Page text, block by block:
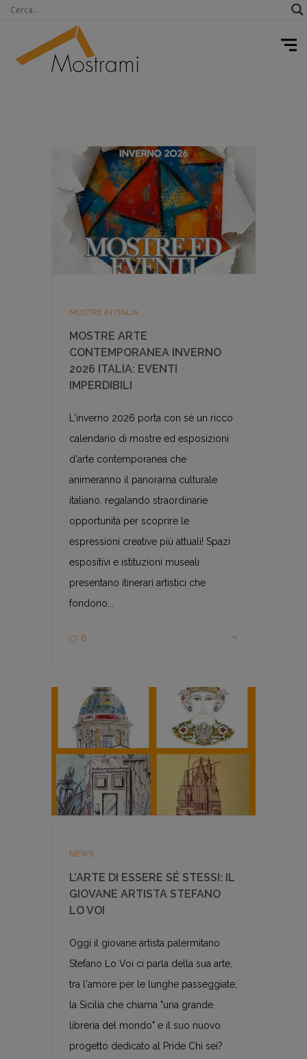
MOSTRE IN ITALIA
MOSTRE ARTE
CONTEMPORANEA INVERNO
2026 ITALIA: EVENTI
IMPERDIBILI
L'inverno 2026 porta con sé un ricco
calendario di mostre ed esposizioni
d'arte contemporanea che
animeranno il panorama culturale
italiano, regalando straordinarie
opportunità per scoprire le
espressioni creative più attuali! Spazi
espositivi e istituzioni museali
presentano itinerari artistici che
fondono...
0
NEWS
L’ARTE DI ESSERE SÉ STESSI: IL
GIOVANE ARTISTA STEFANO
LO VOI
Oggi il giovane artista palermitano
Stefano Lo Voi ci parla della sua arte,
tra l'amore per le lunghe passeggiate,
la Sicilia che chiama "una grande
libreria del mondo" e il suo nuovo
progetto dedicato al Pride Chi sei?